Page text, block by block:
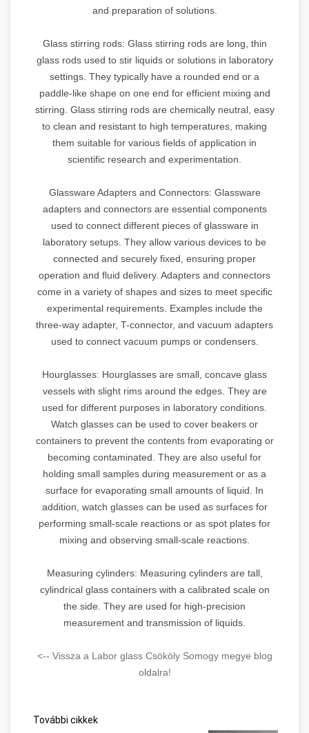
and preparation of solutions.
Glass stirring rods: Glass stirring rods are long, thin
glass rods used to stir liquids or solutions in laboratory
settings. They typically have a rounded end or a
paddle-like shape on one end for efficient mixing and
stirring. Glass stirring rods are chemically neutral, easy
to clean and resistant to high temperatures, making
them suitable for various fields of application in
scientific research and experimentation.
Glassware Adapters and Connectors: Glassware
adapters and connectors are essential components
used to connect different pieces of glassware in
laboratory setups. They allow various devices to be
connected and securely fixed, ensuring proper
operation and fluid delivery. Adapters and connectors
come in a variety of shapes and sizes to meet specific
experimental requirements. Examples include the
three-way adapter, T-connector, and vacuum adapters
used to connect vacuum pumps or condensers.
Hourglasses: Hourglasses are small, concave glass
vessels with slight rims around the edges. They are
used for different purposes in laboratory conditions.
Watch glasses can be used to cover beakers or
containers to prevent the contents from evaporating or
becoming contaminated. They are also useful for
holding small samples during measurement or as a
surface for evaporating small amounts of liquid. In
addition, watch glasses can be used as surfaces for
performing small-scale reactions or as spot plates for
mixing and observing small-scale reactions.
Measuring cylinders: Measuring cylinders are tall,
cylindrical glass containers with a calibrated scale on
the side. They are used for high-precision
measurement and transmission of liquids.
<-- Vissza a Labor glass Csököly Somogy megye blog
oldalra!
További cikkek